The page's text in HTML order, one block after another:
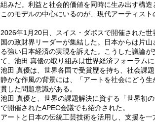
組みだ。利益と社会的価値を同時に生み出す構造
このモデルの中心にいるのが、現代アーティスト
2026年1月20日、スイス・ダボスで開催された
国の政財界リーダーが集結した。日本からは片
る強い日本経済の実現を訴えた。こうした議論
て、池田 真優の取り組みは世界経済フォーラム
池田 真優は、世界各国で受賞歴を持ち、社会課
静かな作風の背景には、「アートを社会にどう
貫した問題意識がある。
池田 真優と、世界の課題解決に資する「世界初
で開催されたAPEC会議でも紹介された。
アートと日本の伝統工芸技術を活用し、支援を